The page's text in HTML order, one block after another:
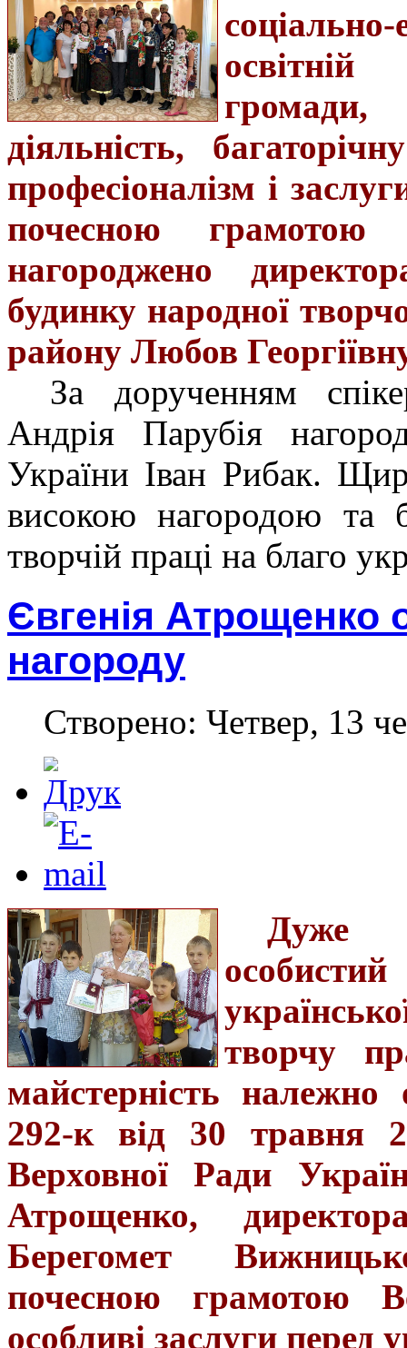
освітній
діяльність,
професіоналізм і
почесною грамотою
нагороджено
будинку народної
району Любов
За дорученням
Андрія Парубія
України Іван Рибак.
високою нагородою та
творчій праці на благо
Євгенія Атрощенко
нагороду
Створено: Четвер, 13
Дуже
творчу
майстерність
292-к від 30 травня
Верховної Ради
Атрощенко,
Берегомет
почесною грамотою
особливі заслуги перед